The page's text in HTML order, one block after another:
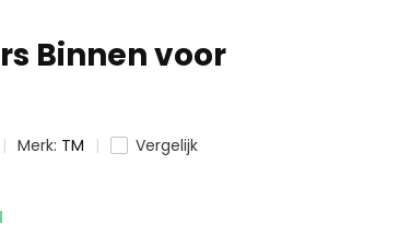
Binnen voor
Merk: TM
Vergelijk